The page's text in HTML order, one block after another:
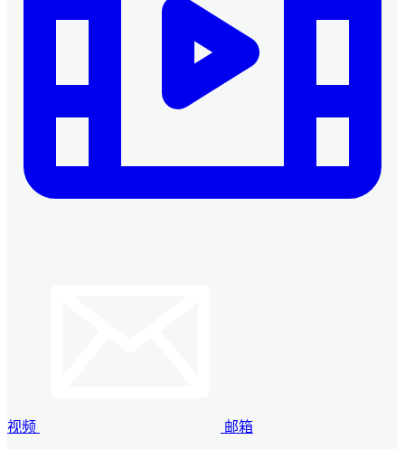
视频 邮箱